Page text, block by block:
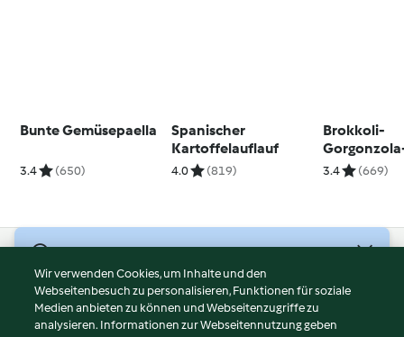
Bunte Gemüsepaella
3.4 (650)
Spanischer
Kartoffelauflauf
4.0 (819)
Brokkoli-
3.4 (669)
Nutzungsbedingungen
Datenschutzrichtlinien
Wir verwenden Cookies, um Inhalte und den
Webseitenbesuch zu personalisieren, Funktionen für soziale
Medien anbieten zu können und Webseitenzugriffe zu
analysieren. Informationen zur Webseitennutzung geben